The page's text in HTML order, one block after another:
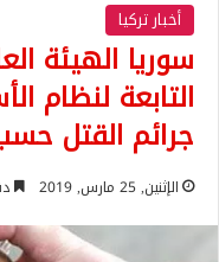
أخبار تركيا
سوريا الهيئة
التابعة لنظام
جرائم القتل
الإثنين, 25 مارس, 2019